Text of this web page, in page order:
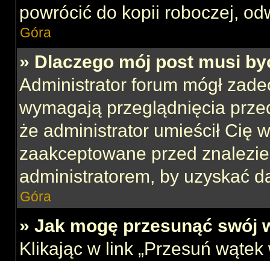
powrócić do kopii roboczej,
Góra
» Dlaczego mój post musi
Administrator forum mógł
wymagają przeglądnięcia
że administrator umieścił Cię
zaakceptowane przed
administratorem, by uzyskać
Góra
» Jak mogę przesunąć swój
Klikając w link „Przesuń